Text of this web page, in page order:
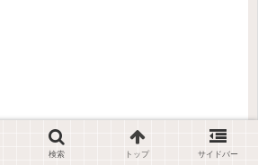
検索 トップ サイドバー